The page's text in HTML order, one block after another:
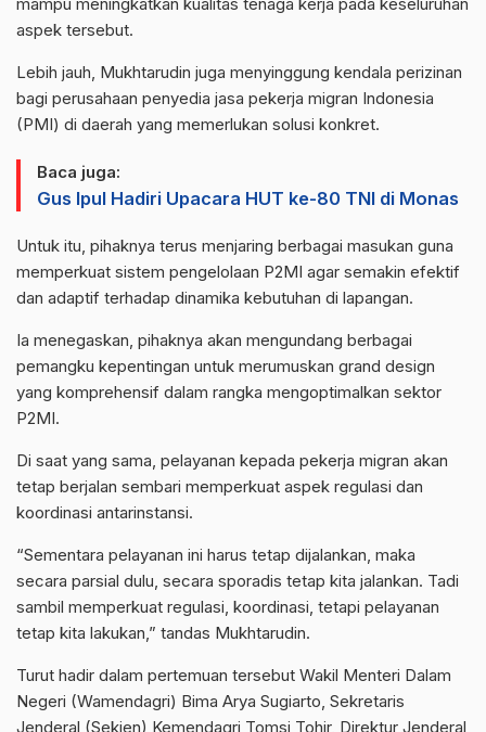
aspek tersebut.
Lebih jauh, Mukhtarudin juga menyinggung kendala perizinan
bagi perusahaan penyedia jasa pekerja migran Indonesia
(PMI) di daerah yang memerlukan solusi konkret.
Baca juga:
Gus Ipul Hadiri Upacara HUT ke-80 TNI di Monas
Untuk itu, pihaknya terus menjaring berbagai masukan guna
memperkuat sistem pengelolaan P2MI agar semakin efektif
dan adaptif terhadap dinamika kebutuhan di lapangan.
Ia menegaskan, pihaknya akan mengundang berbagai
pemangku kepentingan untuk merumuskan grand design
yang komprehensif dalam rangka mengoptimalkan sektor
P2MI.
Di saat yang sama, pelayanan kepada pekerja migran akan
tetap berjalan sembari memperkuat aspek regulasi dan
koordinasi antarinstansi.
“Sementara pelayanan ini harus tetap dijalankan, maka
secara parsial dulu, secara sporadis tetap kita jalankan. Tadi
sambil memperkuat regulasi, koordinasi, tetapi pelayanan
tetap kita lakukan,” tandas Mukhtarudin.
Turut hadir dalam pertemuan tersebut Wakil Menteri Dalam
Negeri (Wamendagri) Bima Arya Sugiarto, Sekretaris
Jenderal (Sekjen) Kemendagri Tomsi Tohir, Direktur Jenderal